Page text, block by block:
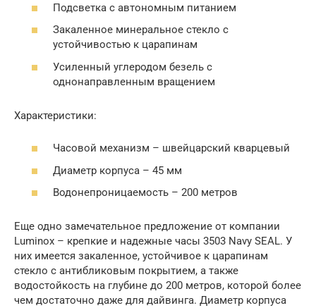
Подсветка с автономным питанием
Закаленное минеральное стекло с
устойчивостью к царапинам
Усиленный углеродом безель с
однонаправленным вращением
Характеристики:
Часовой механизм – швейцарский кварцевый
Диаметр корпуса – 45 мм
Водонепроницаемость – 200 метров
Еще одно замечательное предложение от компании
Luminox – крепкие и надежные часы 3503 Navy SEAL. У
них имеется закаленное, устойчивое к царапинам
стекло с антибликовым покрытием, а также
водостойкость на глубине до 200 метров, которой более
чем достаточно даже для дайвинга. Диаметр корпуса